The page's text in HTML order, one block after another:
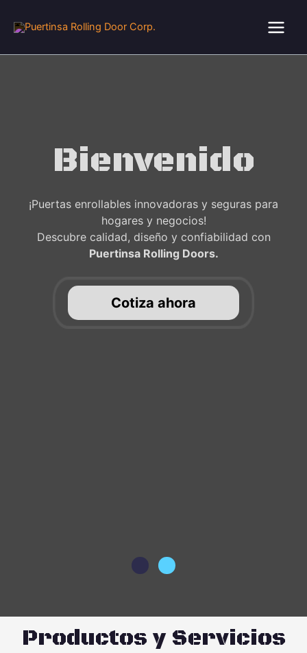
Bienvenido
¡Puertas enrollables innovadoras y seguras para
hogares y negocios!
Descubre calidad, diseño y confiabilidad con
Puertinsa Rolling Doors.
Cotiza ahora
Productos y Servicios